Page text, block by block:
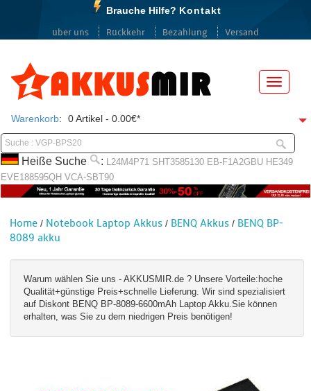
Brauche Hilfe? Kontakt
über uns
Rückkehr Bezahlung Versand
Menü
Warenkorb: 0 Artikel - 0.00€*
Heiße Suche : L24M4P71 SHT3585130 EB-F1A2GBU HE349
EVE188595QH VCA-SBT90
Home / Notebook Laptop Akkus / BENQ Akkus / BENQ BP-
8089 akku
Warum wählen Sie uns - AKKUSMIR.de ? Unsere Vorteile:hoche
Qualität+günstige Preis+schnelle Lieferung. Wir sind spezialisiert
auf Diskont BENQ BP-8089-6600mAh Laptop Akku.Sie können
erhalten, was Sie zu dem niedrigen Preis benötigen!